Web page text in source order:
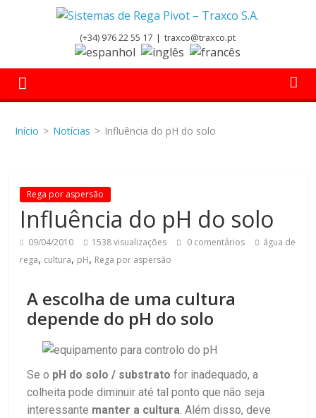
(+34) 976 22 55 17 | traxco@traxco.pt
Início > Notícias > Influência do pH do solo
Rega por aspersão
Influência do pH do solo
09/04/2010 1538 visualizações 0 comentários
água de
rega, cultura, pH, Rega por aspersão
A escolha de uma cultura
depende do pH do solo
Se o pH do solo / substrato for inadequado, a
colheita pode diminuir até tal ponto que não seja
interessante manter a cultura. Além disso, deve